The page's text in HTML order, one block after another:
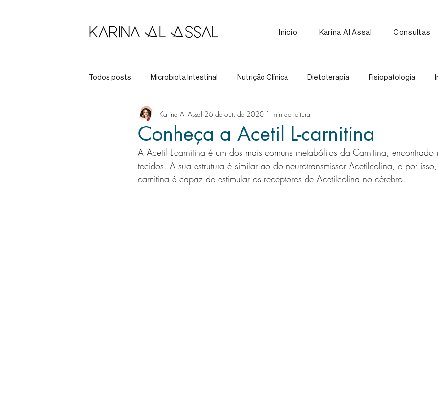
Início Karina Al Assal Consultas
Todos posts Microbiota Intestinal Nutrição Clínica Dietoterapia Fisiopatologia
Longevidade Tratamento Nutrição Esportiva
Conheça a Acetil L-carnitina
Karina Al Assal 26 de out. de 2020 1 min de leitura
A Acetil L-carnitina é um dos mais comuns metabólitos da Carnitina, encontrado
tecidos. A sua estrutura é similar ao do neurotransmissor Acetilcolina, e por
carnitina é capaz de estimular os receptores de Acetilcolina no cérebro.